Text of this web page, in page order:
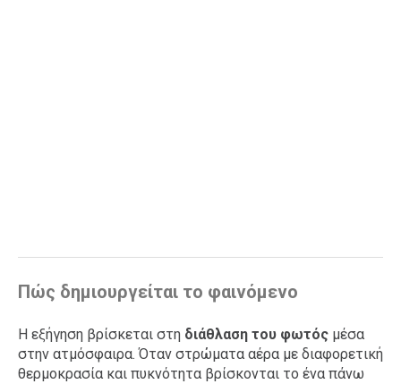
Πώς δημιουργείται το φαινόμενο
Η εξήγηση βρίσκεται στη διάθλαση του φωτός μέσα
στην ατμόσφαιρα. Όταν στρώματα αέρα με διαφορετική
θερμοκρασία και πυκνότητα βρίσκονται το ένα πάνω